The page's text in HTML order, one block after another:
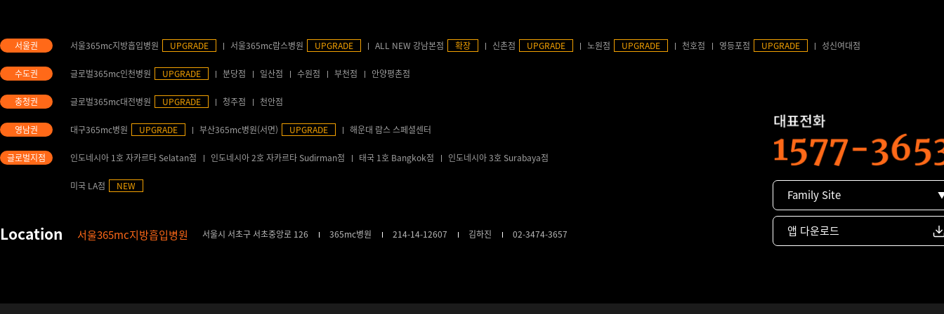
서울365mc지방흡입병원 UPGRADE 서울365mc람스병원 UPGRADE ALL NEW 강남본점 확장 신촌점 UPGRADE 노원점 UPGRADE 천호점 영등포점 UPGRADE 성신여대점
글로벌365mc인천병원 UPGRADE 분당점 일산점 수원점 부천점 안양평촌점
글로벌365mc대전병원 UPGRADE 청주점 천안점
대구365mc병원 UPGRADE 부산365mc병원(서면) UPGRADE 해운대 람스 스페셜센터
인도네시아 1호 자카르타 Selatan점 인도네시아 2호 자카르타 Sudirman점 태국 1호 Bangkok점 인도네시아 3호 Surabaya점
미국 LA점 NEW
서울365mc지방흡입병원 서울시 서초구 서초중앙로 126 365mc병원 214-14-12607 김하진 02-3474-3657
Family Site
앱 다운로드